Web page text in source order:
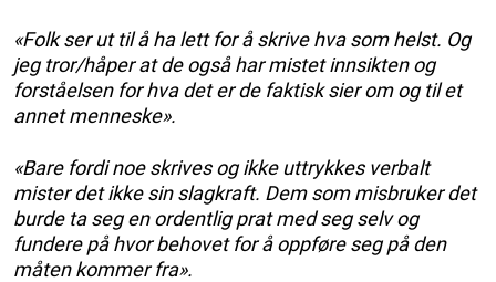
«Folk ser ut til å ha lett for å skrive hva som helst. Og
jeg tror/håper at de også har mistet innsikten og
forståelsen for hva det er de faktisk sier om og til et
annet menneske».
«Bare fordi noe skrives og ikke uttrykkes verbalt
mister det ikke sin slagkraft. Dem som misbruker det
burde ta seg en ordentlig prat med seg selv og
fundere på hvor behovet for å oppføre seg på den
måten kommer fra».